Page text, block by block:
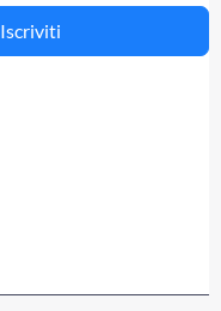
Iscriviti